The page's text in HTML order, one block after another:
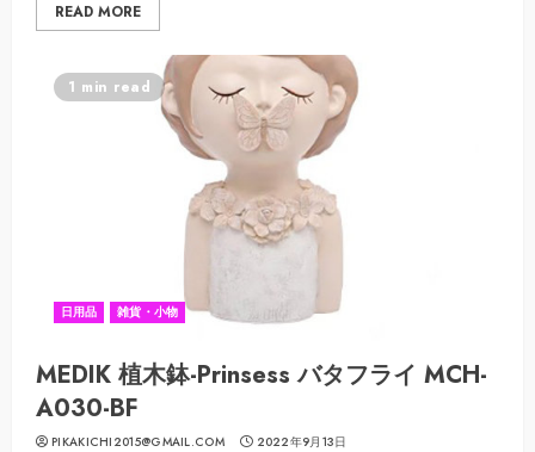
READ MORE
1 min read
日用品 雑貨・小物
MEDIK 植木鉢-Prinsess バタフライ MCH-
A030-BF
PIKAKICHI2015@GMAIL.COM 2022年9月13日